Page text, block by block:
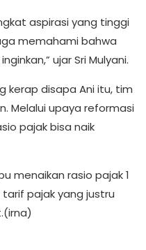
aspirasi yang tinggi
memahami bahwa
ujar Sri Mulyani.
kerap disapa Ani itu, tim
Melalui upaya reformasi
pajak bisa naik
menaikan rasio pajak 1
pajak yang justru